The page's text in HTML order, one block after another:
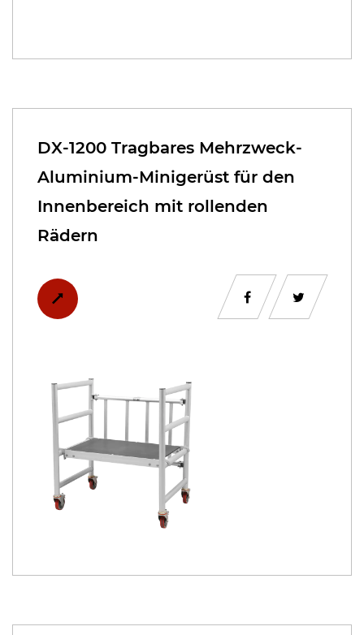
DX-1200 Tragbares Mehrzweck-
Aluminium-Minigerüst für den
Innenbereich mit rollenden
Rädern